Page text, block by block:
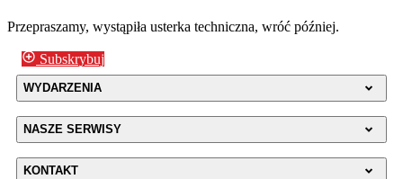
Przepraszamy, wystąpiła usterka techniczna, wróć później.
Subskrybuj
WYDARZENIA
NASZE SERWISY
KONTAKT